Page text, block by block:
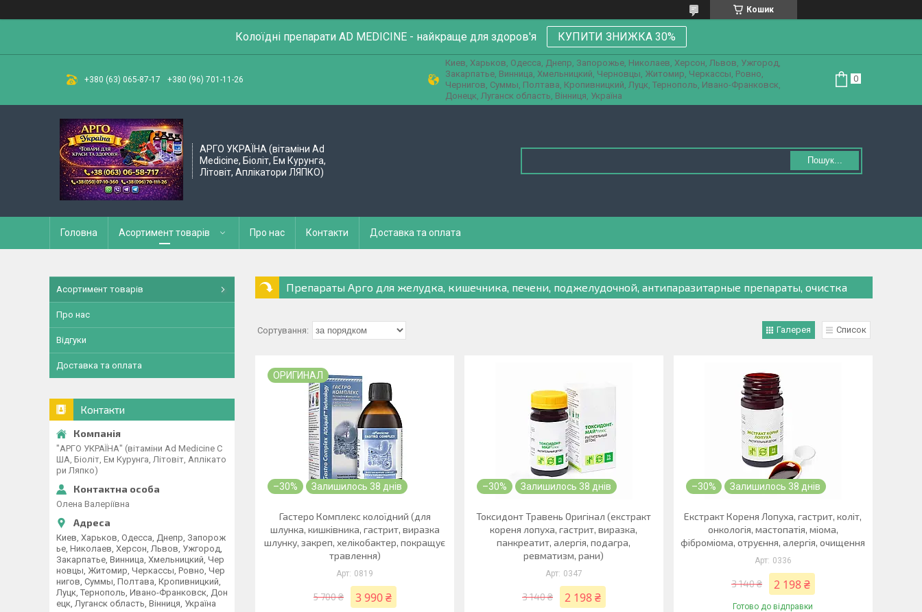
Кошик
Колоїдні препарати AD MEDICINE - найкраще для здоров'я КУПИТИ ЗНИЖКА 30%
+380 (63) 065-87-17 +380 (96) 701-11-26
Киев, Харьков, Одесса, Днепр, Запорожье, Николаев, Херсон, Львов, Ужгород,
Закарпатье, Винница, Хмельницкий, Черновцы, Житомир, Черкассы, Ровно,
Чернигов, Суммы, Полтава, Кропивницкий, Луцк, Тернополь, Ивано-Франковск,
Донецк, Луганск область, Вінниця, Україна
АРГО УКРАЇНА (вітаміни Ad
Medicine, Біоліт, Ем Курунга,
Літовіт, Аплікатори ЛЯПКО)
Пошук...
Головна Асортимент товарів Про нас Контакти Доставка та оплата
Препараты Арго для желудка, кишечника, печени, поджелудочной, антипаразитарные препараты, очистка
Галерея Список
ОРИГИНАЛ
–30% Залишилось 38 днів
Гастеро Комплекс колоїдний (для
шлунка, кишківника, гастрит, виразка
шлунку, закреп, хелікобактер, покращує
травлення)
0819
5 700 ₴ 3 990 ₴
–30% Залишилось 38 днів
Токсидонт Травень Оригінал (екстракт
кореня лопуха, гастрит, виразка,
панкреатит, алергія, подагра,
ревматизм, рани)
0347
3 140 ₴ 2 198 ₴
–30% Залишилось 38 днів
Екстракт Кореня Лопуха, гастрит, коліт,
онкологія, мастопатія, міома,
фіброміома, отруєння, алергія, очищення
0336
3 140 ₴ 2 198 ₴
Готово до відправки
Асортимент товарів
Про нас
Відгуки
Доставка та оплата
Контакти
"АРГО УКРАЇНА" (вітаміни Ad Medicine С
ША, Біоліт, Ем Курунга, Літовіт, Аплікато
ри Ляпко)
Олена Валеріївна
Киев, Харьков, Одесса, Днепр, Запорож
ье, Николаев, Херсон, Львов, Ужгород,
Закарпатье, Винница, Хмельницкий, Чер
новцы, Житомир, Черкассы, Ровно, Чер
нигов, Суммы, Полтава, Кропивницкий,
Луцк, Тернополь, Ивано-Франковск, Дон
ецк, Луганск область, Вінниця, Україна